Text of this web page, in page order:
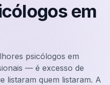
em
psicólogos em
— é excesso de
listaram quem listaram. A